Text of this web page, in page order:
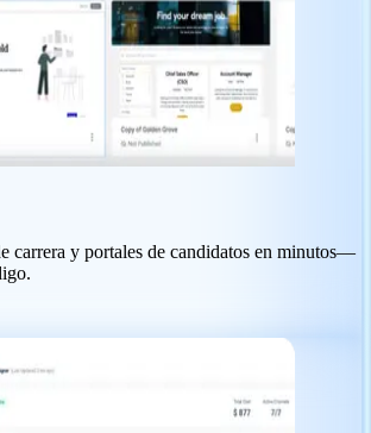
carrera y portales de candidatos en minutos—